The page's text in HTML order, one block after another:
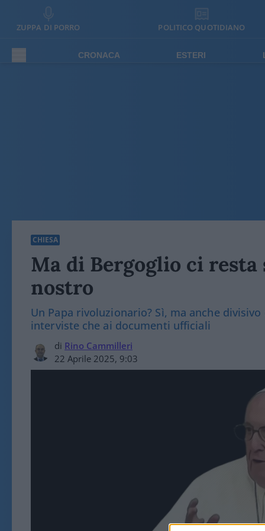
ZUPPA DI PORRO POLITICO QUOTIDIANO
CRONACA ESTERI
CHIESA
Ma di Bergoglio ci
nostro
Un Papa rivoluzionario? Sì, ma anche
interviste che ai documenti ufficiali
di Rino Cammilleri
22 Aprile 2025, 9:03